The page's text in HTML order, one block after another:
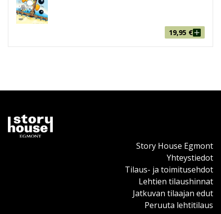
19,95 €
Story House Egmont
Yhteystiedot
Tilaus- ja toimitusehdot
Lehtien tilaushinnat
Jatkuvan tilaajan edut
Peruuta lehtitilaus